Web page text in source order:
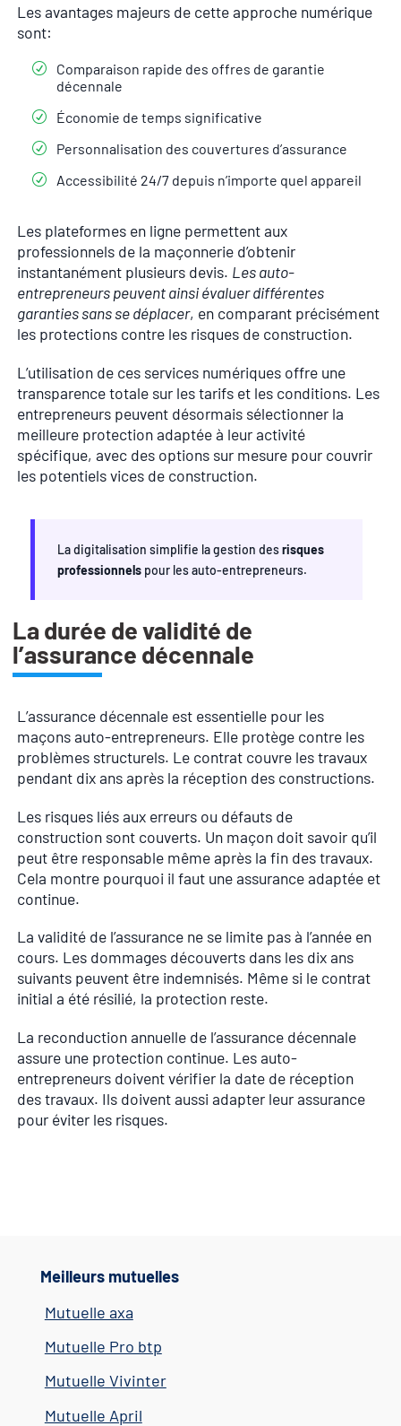
Les avantages majeurs de cette approche numérique
sont:
Comparaison rapide des offres de garantie
décennale
Économie de temps significative
Personnalisation des couvertures d’assurance
Accessibilité 24/7 depuis n’importe quel appareil
Les plateformes en ligne permettent aux
professionnels de la maçonnerie d’obtenir
instantanément plusieurs devis. Les auto-
entrepreneurs peuvent ainsi évaluer différentes
garanties sans se déplacer, en comparant précisément
les protections contre les risques de construction.
L’utilisation de ces services numériques offre une
transparence totale sur les tarifs et les conditions. Les
entrepreneurs peuvent désormais sélectionner la
meilleure protection adaptée à leur activité
spécifique, avec des options sur mesure pour couvrir
les potentiels vices de construction.
La digitalisation simplifie la gestion desrisques
professionnels pour les auto-entrepreneurs.
La durée de validité de
l’assurance décennale
L’assurance décennale est essentielle pour les
maçons auto-entrepreneurs. Elle protège contre les
problèmes structurels. Le contrat couvre les travaux
pendant dix ans après la réception des constructions.
Les risques liés aux erreurs ou défauts de
construction sont couverts. Un maçon doit savoir qu’il
peut être responsable même après la fin des travaux.
Cela montre pourquoi il faut une assurance adaptée et
continue.
La validité de l’assurance ne se limite pas à l’année en
cours. Les dommages découverts dans les dix ans
suivants peuvent être indemnisés. Même si le contrat
initial a été résilié, la protection reste.
La reconduction annuelle de l’assurance décennale
assure une protection continue. Les auto-
entrepreneurs doivent vérifier la date de réception
des travaux. Ils doivent aussi adapter leur assurance
pour éviter les risques.
Meilleurs mutuelles
Mutuelle axa
Mutuelle Pro btp
Mutuelle Vivinter
Mutuelle April